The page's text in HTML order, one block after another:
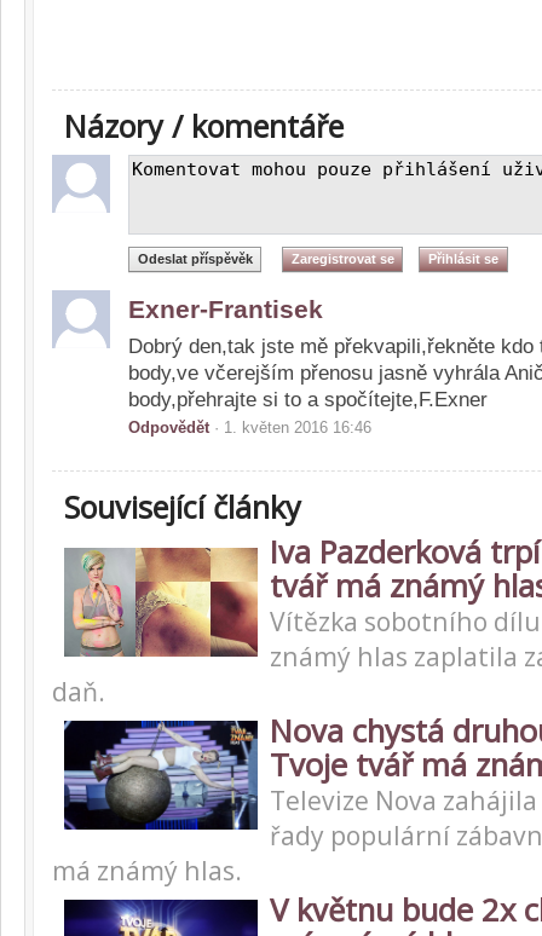
Názory / komentáře
Exner-Frantisek
Dobrý den,tak jste mě překvapili,řekněte
body,ve včerejším přenosu jasně vyhrála
body,přehrajte si to a spočítejte,F.Exner
Odpovědět· 1. květen 2016 16:46
Související články
Iva Pazderková
tvář má známý
Vítězka sobotního
známý hlas zaplatila
daň.
Nova chystá
Tvoje tvář má
Televize Nova
řady populární
má známý hlas.
V květnu bude 2x